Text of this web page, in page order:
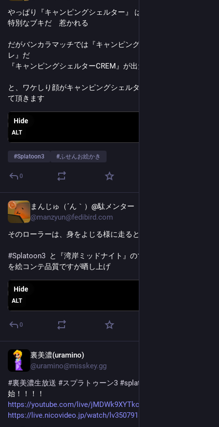
やっぱり『キャンピングシェルター』 はいいナ　心情的にも
特別なブキだ　惹かれる
だがバンカラマッチでは『キャンピングシェルター・ソラー
レ』だ
『キャンピングシェルターCREM』が出た今でも
と、ワケしり顔がキャンピングシェルターについて戯けさせ
て頂きます
ALT
Hide
#Splatoon3 #ふせんお絵かき
0
まんじゅ（´ん｀）@駄メンター
@manzyun@fedibird.com
そのローラーは、身をよじる様に走るという……でしたっけ？
#Splatoon3
  と『湾岸ミッドナイト』のマッシュアップマンガ
を絵コンテ品質ですが晒し上げ
ALT
Hide
0
裏美濃(uramino)
@uramino@misskey.gg
#裏美濃生放送 #スプラトゥーン3 #splatoon3
始！！！！
https://youtube.com/live/jMDWk9XYTkc?feature=share
https://live.nicovideo.jp/watch/lv350791809